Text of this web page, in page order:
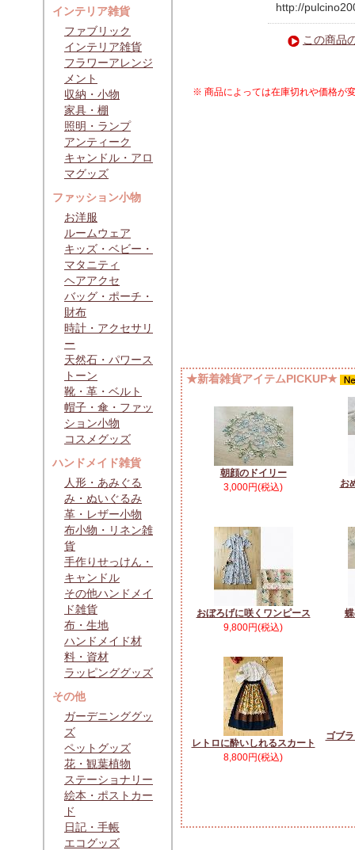
インテリア雑貨
ファブリック
インテリア雑貨
フラワーアレンジ
メント
収納・小物
家具・棚
照明・ランプ
アンティーク
キャンドル・アロ
マグッズ
ファッション小物
お洋服
ルームウェア
キッズ・ベビー・
マタニティ
ヘアアクセ
バッグ・ポーチ・
財布
時計・アクセサリ
ー
天然石・パワース
トーン
靴・革・ベルト
帽子・傘・ファッ
ション小物
コスメグッズ
ハンドメイド雑貨
人形・あみぐる
み・ぬいぐるみ
革・レザー小物
布小物・リネン雑
貨
手作りせっけん・
キャンドル
その他ハンドメイ
ド雑貨
布・生地
ハンドメイド材
料・資材
ラッピンググッズ
その他
ガーデニンググッ
ズ
ペットグッズ
花・観葉植物
ステーショナリー
絵本・ポストカー
ド
日記・手帳
エコグッズ
http://
この商品
※ 商品によっては在庫切れや価格が
★新着雑貨アイテムPICKUP★
朝顔のドイリー
3,000円(税込)
お
おぼろげに咲くワンピース
9,800円(税込)
レトロに酔いしれるスカート
8,800円(税込)
ゴブ